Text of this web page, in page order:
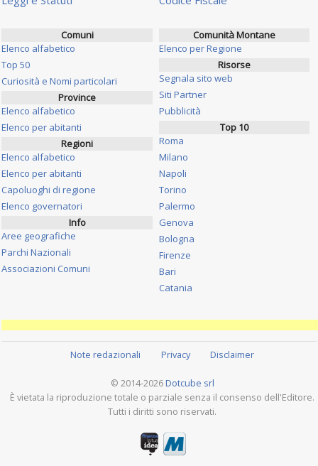
Comuni
Elenco alfabetico
Top 50
Curiosità e Nomi particolari
Province
Elenco alfabetico
Elenco per abitanti
Regioni
Elenco alfabetico
Elenco per abitanti
Capoluoghi di regione
Elenco governatori
Info
Aree geografiche
Parchi Nazionali
Associazioni Comuni
Comunità Montane
Elenco per Regione
Risorse
Segnala sito web
Siti Partner
Pubblicità
Top 10
Roma
Milano
Napoli
Torino
Palermo
Genova
Bologna
Firenze
Bari
Catania
Note redazionali Privacy Disclaimer
© 2014-2026 Dotcube srl
È vietata la riproduzione totale o parziale senza il consenso dell'Editore.
Tutti i diritti sono riservati.